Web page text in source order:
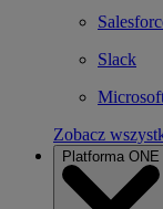
Slack
Zobacz
Platforma ONE